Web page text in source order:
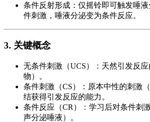
条件反射形成：仅摇铃即可触发唾
件刺激，唾液分泌变为条件反应。
3. 关键概念
无条件刺激（UCS）：天然引发反
物）。
条件刺激（CS）：原本中性的刺激
结获得引发反应的能力。
条件反应（CR）：学习后对条件刺
声分泌唾液）。